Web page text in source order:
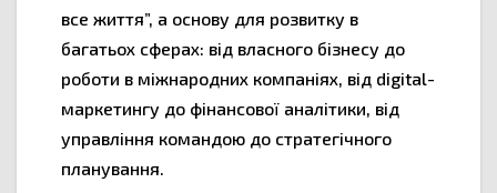
все життя”, а основу для розвитку в
багатьох сферах: від власного бізнесу до
роботи в міжнародних компаніях, від digital-
маркетингу до фінансової аналітики, від
управління командою до стратегічного
планування.